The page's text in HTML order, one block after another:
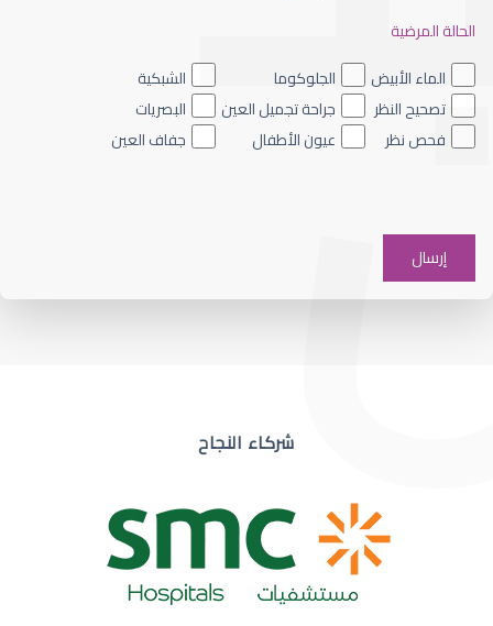
ضعف نظر العين اليسرى
ضعف نظر مفاجئ
الحالة المرضية
الماء الأبيض
الجلوكوما
الشبكية
تصحيح النظر
جراحة تجميل العين
البصريات
فحص نظر
عيون الأطفال جفاف العين
شركاء النجاح